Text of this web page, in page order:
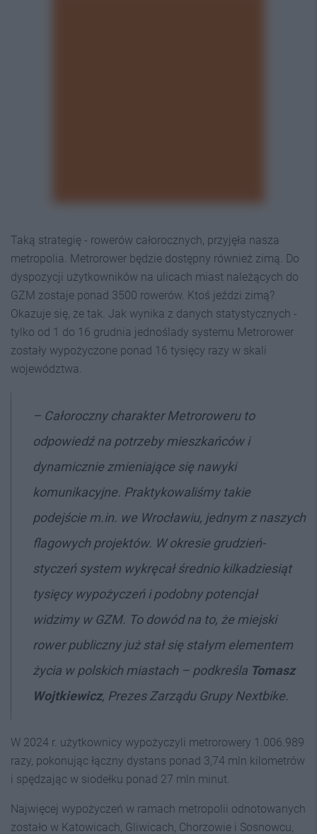
Taką strategię - rowerów całorocznych, przyjęła nasza
metropolia. Metrorower będzie dostępny również zimą. Do
dyspozycji użytkowników na ulicach miast należących do
GZM zostaje ponad 3500 rowerów. Ktoś jeździ zimą?
Okazuje się, że tak. Jak wynika z danych statystycznych -
tylko od 1 do 16 grudnia jednoślady systemu Metrorower
zostały wypożyczone ponad 16 tysięcy razy w skali
województwa.
– Całoroczny charakter Metroroweru to
odpowiedź na potrzeby mieszkańców i
dynamicznie zmieniające się nawyki
komunikacyjne. Praktykowaliśmy takie
podejście m.in. we Wrocławiu, jednym z naszych
flagowych projektów. W okresie grudzień-
styczeń system wykręcał średnio kilkadziesiąt
tysięcy wypożyczeń i podobny potencjał
widzimy w GZM. To dowód na to, że miejski
rower publiczny już stał się stałym elementem
życia w polskich miastach – podkreśla Tomasz
Wojtkiewicz, Prezes Zarządu Grupy Nextbike.
W 2024 r. użytkownicy wypożyczyli metrorowery 1.006.989
razy, pokonując łączny dystans ponad 3,74 mln kilometrów
i spędzając w siodełku ponad 27 mln minut.
Najwięcej wypożyczeń w ramach metropolii odnotowanych
zostało w Katowicach, Gliwicach, Chorzowie i Sosnowcu,